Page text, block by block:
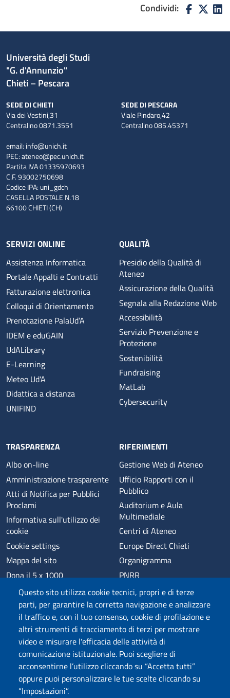
Questo sito utilizza cookie tecnici, propri e di terze
parti, per garantire la corretta navigazione e analizzare
il traffico e, con il tuo consenso, cookie di profilazione e
altri strumenti di tracciamento di terzi per mostrare
video e misurare l'efficacia delle attività di
comunicazione istituzionale. Puoi scegliere di
acconsentirne l’utilizzo cliccando su “Accetta tutti”
oppure puoi personalizzare le tue scelte cliccando su
“Impostazioni”.
Condividi:
Università degli Studi
"G. d'Annunzio"
Chieti – Pescara
SEDE DI CHIETI
Via dei Vestini,31
Centralino 0871.3551
SEDE DI PESCARA
Viale Pindaro,42
Centralino 085.45371
email: info@unich.it
PEC:ateneo@pec.unich.it
Partita IVA 01335970693
C.F. 93002750698
Codice IPA: uni_gdch
CASELLA POSTALE N.18
66100 CHIETI (CH)
SERVIZI ONLINE
Assistenza Informatica
Portale Appalti e Contratti
Fatturazione elettronica
Colloqui di Orientamento
Prenotazione PalaUd’A
IDEM e eduGAIN
UdALibrary
E-Learning
Meteo Ud'A
Didattica a distanza
UNIFIND
QUALITÀ
Presidio della Qualità di
Ateneo
Assicurazione della Qualità
Segnala alla Redazione Web
Accessibilità
Servizio Prevenzione e
Protezione
Sostenibilità
Fundraising
MatLab
Cybersecurity
TRASPARENZA
Albo on-line
Amministrazione trasparente
Atti di Notifica per Pubblici
Proclami
Informativa sull'utilizzo dei
cookie
Cookie settings
Mappa del sito
Dona il 5 x 1000
Phishing
Privacy
RIFERIMENTI
Gestione Web di Ateneo
Ufficio Rapporti con il
Pubblico
Auditorium e Aula
Multimediale
Centri di Ateneo
Europe Direct Chieti
Organigramma
PNRR
Alumni
Sede di Chieti
Sede di Pescara
Credits
Wi-Fi di Ateneo
App
SPID
Whistleblowing